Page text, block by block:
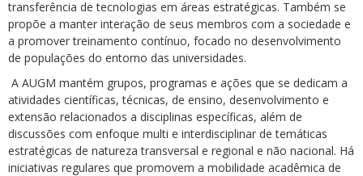
transferência de tecnologias em áreas estratégicas. Também se
propõe a manter interação de seus membros com a sociedade e
a promover treinamento contínuo, focado no desenvolvimento
de populações do entorno das universidades.
A AUGM mantém grupos, programas e ações que se dedicam a
atividades científicas, técnicas, de ensino, desenvolvimento e
extensão relacionados a disciplinas específicas, além de
discussões com enfoque multi e interdisciplinar de temáticas
estratégicas de natureza transversal e regional e não nacional. Há
iniciativas regulares que promovem a mobilidade acadêmica de